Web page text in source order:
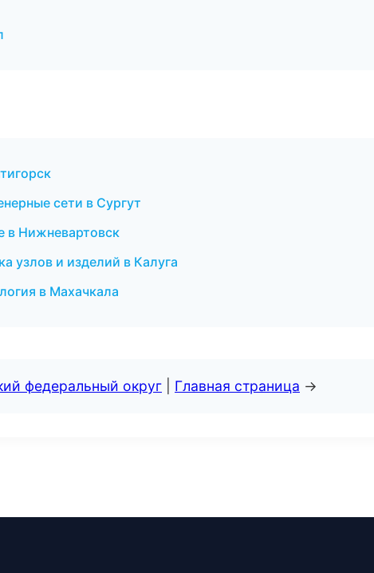
сети в Сургут
в Нижневартовск
узлов и изделий в Калуга
в Махачкала
федеральный округ Главная страница →